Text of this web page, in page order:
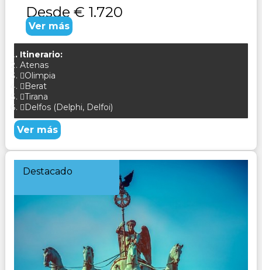
Desde € 1.720
Ver más
Itinerario:
Atenas
Olimpia
Berat
Tirana
Delfos (Delphi, Delfoi)
Ver más
Destacado